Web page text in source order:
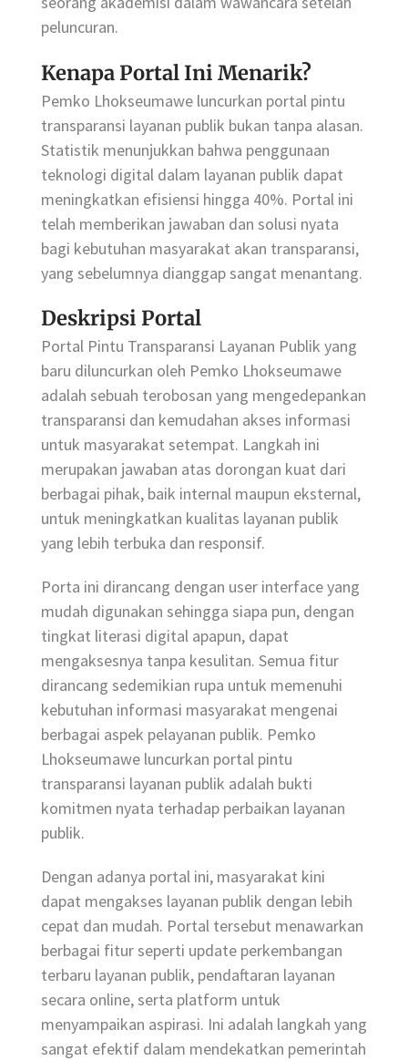
peluncuran.
Kenapa Portal Ini Menarik?
Pemko Lhokseumawe luncurkan portal pintu
transparansi layanan publik bukan tanpa alasan.
Statistik menunjukkan bahwa penggunaan
teknologi digital dalam layanan publik dapat
meningkatkan efisiensi hingga 40%. Portal ini
telah memberikan jawaban dan solusi nyata
bagi kebutuhan masyarakat akan transparansi,
yang sebelumnya dianggap sangat menantang.
Deskripsi Portal
Portal Pintu Transparansi Layanan Publik yang
baru diluncurkan oleh Pemko Lhokseumawe
adalah sebuah terobosan yang mengedepankan
transparansi dan kemudahan akses informasi
untuk masyarakat setempat. Langkah ini
merupakan jawaban atas dorongan kuat dari
berbagai pihak, baik internal maupun eksternal,
untuk meningkatkan kualitas layanan publik
yang lebih terbuka dan responsif.
Porta ini dirancang dengan user interface yang
mudah digunakan sehingga siapa pun, dengan
tingkat literasi digital apapun, dapat
mengaksesnya tanpa kesulitan. Semua fitur
dirancang sedemikian rupa untuk memenuhi
kebutuhan informasi masyarakat mengenai
berbagai aspek pelayanan publik. Pemko
Lhokseumawe luncurkan portal pintu
transparansi layanan publik adalah bukti
komitmen nyata terhadap perbaikan layanan
publik.
Dengan adanya portal ini, masyarakat kini
dapat mengakses layanan publik dengan lebih
cepat dan mudah. Portal tersebut menawarkan
berbagai fitur seperti update perkembangan
terbaru layanan publik, pendaftaran layanan
secara online, serta platform untuk
menyampaikan aspirasi. Ini adalah langkah yang
sangat efektif dalam mendekatkan pemerintah